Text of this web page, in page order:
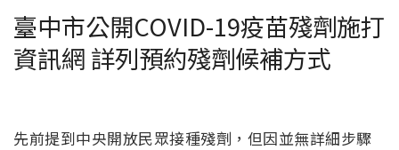
臺中市公開COVID-19疫苗殘劑施打
資訊網 詳列預約殘劑候補方式
先前提到中央開放民眾接種殘劑，但因並無詳細步驟